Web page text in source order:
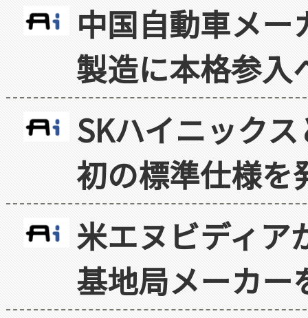
中国自動車メ
製造に本格参入
SKハイニック
初の標準仕様を
米エヌビディア
基地局メーカー